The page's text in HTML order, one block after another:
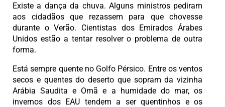
Existe a dança da chuva. Alguns ministros pediram
aos cidadãos que rezassem para que chovesse
durante o Verão. Cientistas dos Emirados Árabes
Unidos estão a tentar resolver o problema de outra
forma.
Está sempre quente no Golfo Pérsico. Entre os ventos
secos e quentes do deserto que sopram da vizinha
Arábia Saudita e Omã e a humidade do mar, os
invernos dos EAU tendem a ser quentinhos e os